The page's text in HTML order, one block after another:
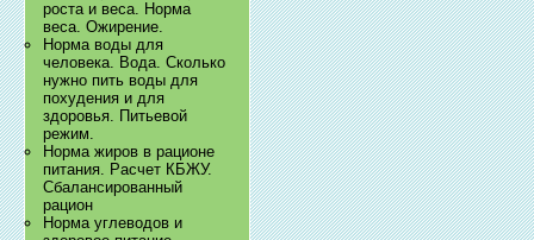
роста и веса. Норма
веса. Ожирение.
Норма воды для
человека. Вода. Сколько
нужно пить воды для
похудения и для
здоровья. Питьевой
режим.
Норма жиров в рационе
питания. Расчет КБЖУ.
Сбалансированный
рацион
Норма углеводов и